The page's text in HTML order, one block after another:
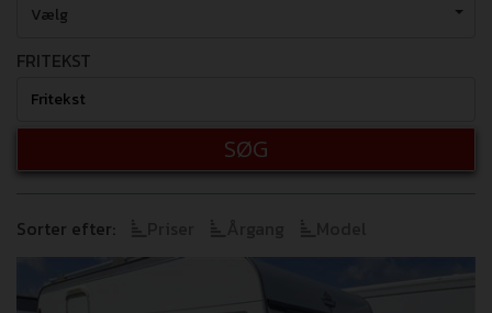
Vælg
FRITEKST
SØG
Sorter efter: